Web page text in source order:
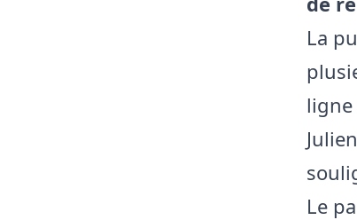
La
ligne
Le